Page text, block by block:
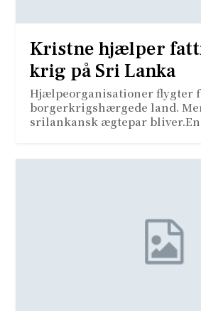
Kristne hjælper
krig på Sri Lanka
Hjælpeorganisationer flygter
borgerkrigshærgede land.
srilankansk ægtepar